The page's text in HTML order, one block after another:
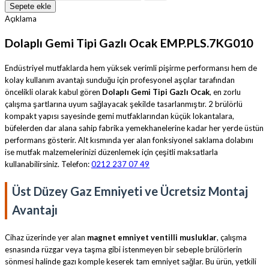
Sepete ekle
Açıklama
Dolaplı Gemi Tipi Gazlı Ocak EMP.PLS.7KG010
Endüstriyel mutfaklarda hem yüksek verimli pişirme performansı hem de
kolay kullanım avantajı sunduğu için profesyonel aşçılar tarafından
öncelikli olarak kabul gören Dolaplı Gemi Tipi Gazlı Ocak, en zorlu
çalışma şartlarına uyum sağlayacak şekilde tasarlanmıştır. 2 brülörlü
kompakt yapısı sayesinde gemi mutfaklarından küçük lokantalara,
büfelerden dar alana sahip fabrika yemekhanelerine kadar her yerde üstün
performans gösterir. Alt kısmında yer alan fonksiyonel saklama dolabını
ise mutfak malzemelerinizi düzenlemek için çeşitli maksatlarla
kullanabilirsiniz. Telefon:0212 237 07 49
Üst Düzey Gaz Emniyeti ve Ücretsiz Montaj
Avantajı
Cihaz üzerinde yer alan magnet emniyet ventilli musluklar, çalışma
esnasında rüzgar veya taşma gibi istenmeyen bir sebeple brülörlerin
sönmesi halinde gazı komple keserek tam emniyet sağlar. Bu ürün, yetkili